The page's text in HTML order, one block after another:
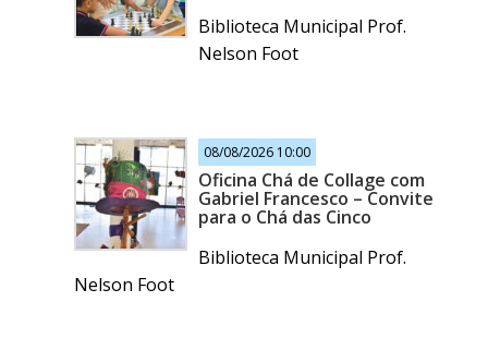
Biblioteca Municipal Prof.
Nelson Foot
08/08/2026 10:00
Oficina Chá de Collage com
Gabriel Francesco – Convite
para o Chá das Cinco
Biblioteca Municipal Prof.
Nelson Foot